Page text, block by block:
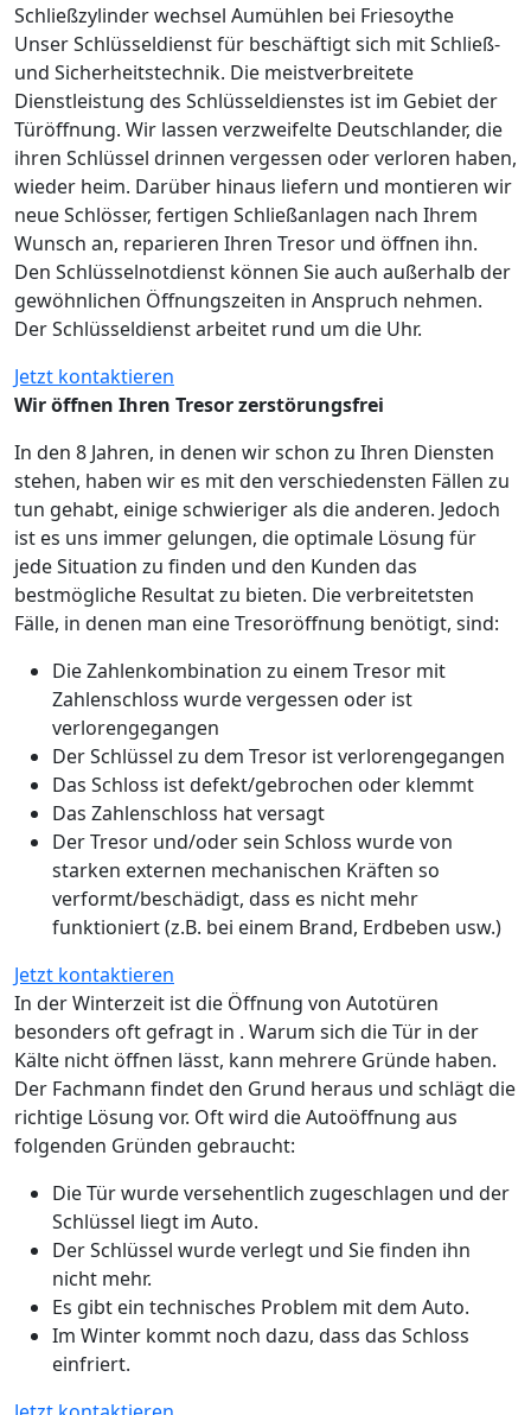
Schließzylinder wechsel Aumühlen bei Friesoythe
Unser Schlüsseldienst für beschäftigt sich mit Schließ-
und Sicherheitstechnik. Die meistverbreitete
Dienstleistung des Schlüsseldienstes ist im Gebiet der
Türöffnung. Wir lassen verzweifelte Deutschlander, die
ihren Schlüssel drinnen vergessen oder verloren haben,
wieder heim. Darüber hinaus liefern und montieren wir
neue Schlösser, fertigen Schließanlagen nach Ihrem
Wunsch an, reparieren Ihren Tresor und öffnen ihn.
Den Schlüsselnotdienst können Sie auch außerhalb der
gewöhnlichen Öffnungszeiten in Anspruch nehmen.
Der Schlüsseldienst arbeitet rund um die Uhr.
Jetzt kontaktieren
Wir öffnen Ihren Tresor zerstörungsfrei
In den 8 Jahren, in denen wir schon zu Ihren Diensten
stehen, haben wir es mit den verschiedensten Fällen zu
tun gehabt, einige schwieriger als die anderen. Jedoch
ist es uns immer gelungen, die optimale Lösung für
jede Situation zu finden und den Kunden das
bestmögliche Resultat zu bieten. Die verbreitetsten
Fälle, in denen man eine Tresoröffnung benötigt, sind:
Die Zahlenkombination zu einem Tresor mit
Zahlenschloss wurde vergessen oder ist
verlorengegangen
Der Schlüssel zu dem Tresor ist verlorengegangen
Das Schloss ist defekt/gebrochen oder klemmt
Das Zahlenschloss hat versagt
Der Tresor und/oder sein Schloss wurde von
starken externen mechanischen Kräften so
verformt/beschädigt, dass es nicht mehr
funktioniert (z.B. bei einem Brand, Erdbeben usw.)
Jetzt kontaktieren
In der Winterzeit ist die Öffnung von Autotüren
besonders oft gefragt in . Warum sich die Tür in der
Kälte nicht öffnen lässt, kann mehrere Gründe haben.
Der Fachmann findet den Grund heraus und schlägt die
richtige Lösung vor. Oft wird die Autoöffnung aus
folgenden Gründen gebraucht:
Die Tür wurde versehentlich zugeschlagen und der
Schlüssel liegt im Auto.
Der Schlüssel wurde verlegt und Sie finden ihn
nicht mehr.
Es gibt ein technisches Problem mit dem Auto.
Im Winter kommt noch dazu, dass das Schloss
einfriert.